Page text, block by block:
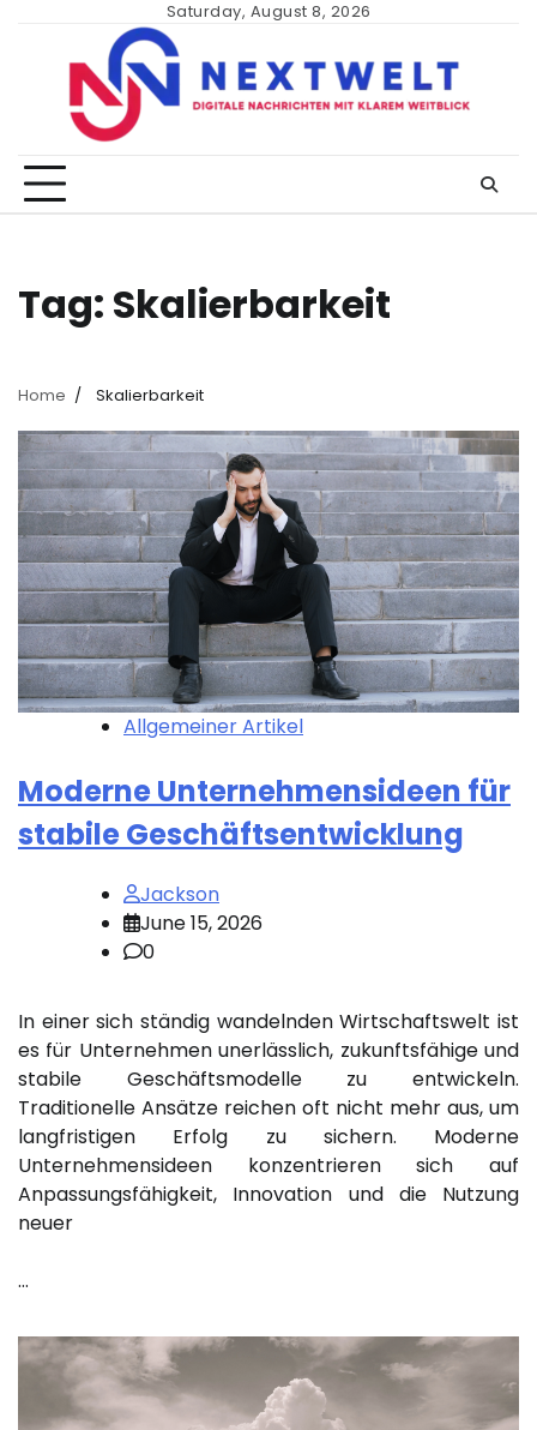
content
Saturday, August 8, 2026
Tag: Skalierbarkeit
Home Skalierbarkeit
Allgemeiner Artikel
Moderne Unternehmensideen für
stabile Geschäftsentwicklung
Jackson
June 15, 2026
0
In einer sich ständig wandelnden Wirtschaftswelt ist
es für Unternehmen unerlässlich, zukunftsfähige und
stabile Geschäftsmodelle zu entwickeln.
Traditionelle Ansätze reichen oft nicht mehr aus, um
langfristigen Erfolg zu sichern. Moderne
Unternehmensideen konzentrieren sich auf
Anpassungsfähigkeit, Innovation und die Nutzung
neuer
…